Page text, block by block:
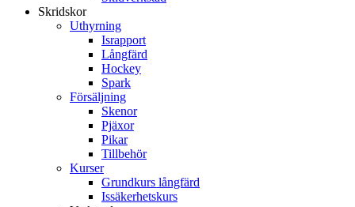
Skridskor
Uthyrning
Israpport
Långfärd
Hockey
Spark
Försäljning
Skenor
Pjäxor
Pikar
Tillbehör
Kurser
Grundkurs långfärd
Issäkerhetskurs